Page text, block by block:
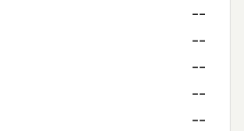
--
--
--
--
--